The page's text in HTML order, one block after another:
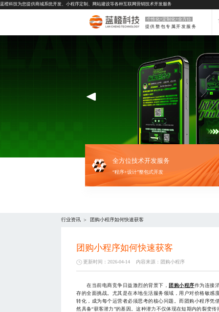
蓝橙科技为您提供商城系统开发、 小程序定制 、 网站建设等各种互联网营销技术开发服务
个性化+定制化+全方位
提供整包专属开发服务
全方位技术开发服务
“程序+设计”整包式开发
行业资讯 > 团购小程序如何快速获客
团购小程序如何快速获客
更新时间：2026-04-14 内容来源： 团购小程序
在当前电商竞争日益激烈的背景下， 团购小程序作为连接
存的全面挑战。尤其是在本地生活服务领域，用户对价格敏感
转化，成为每个运营者必须思考的核心问题。而团购小程序凭
然具备“获客潜力”的基因。这种潜力不仅体现在短期内的裂变